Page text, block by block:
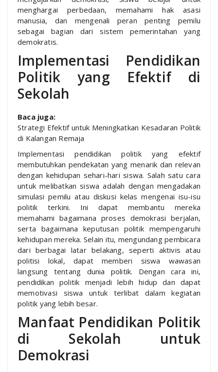
menghargai perbedaan, memahami hak asasi
manusia, dan mengenali peran penting pemilu
sebagai bagian dari sistem pemerintahan yang
demokratis.
Implementasi Pendidikan
Politik yang Efektif di
Sekolah
Baca juga:
Strategi Efektif untuk Meningkatkan Kesadaran Politik
di Kalangan Remaja
Implementasi pendidikan politik yang efektif
membutuhkan pendekatan yang menarik dan relevan
dengan kehidupan sehari-hari siswa. Salah satu cara
untuk melibatkan siswa adalah dengan mengadakan
simulasi pemilu atau diskusi kelas mengenai isu-isu
politik terkini. Ini dapat membantu mereka
memahami bagaimana proses demokrasi berjalan,
serta bagaimana keputusan politik mempengaruhi
kehidupan mereka. Selain itu, mengundang pembicara
dari berbagai latar belakang, seperti aktivis atau
politisi lokal, dapat memberi siswa wawasan
langsung tentang dunia politik. Dengan cara ini,
pendidikan politik menjadi lebih hidup dan dapat
memotivasi siswa untuk terlibat dalam kegiatan
politik yang lebih besar.
Manfaat Pendidikan Politik
di Sekolah untuk
Demokrasi